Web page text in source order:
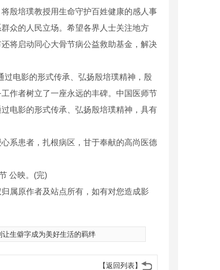
殷培璞教授用生命守护百姓健康的感人事
众的人民立场。希望各界人士关注地方
将启动同心大骨节病公益救助基金，解决
电影的形式传承、弘扬殷培璞精神，殷
作者树立了一座永远的丰碑。中国医师节
电影的形式传承、弘扬殷培璞精神，具有
系患者，扎根病区，甘于奉献的高尚医德
公映。(完)
属原作者及站点所有，如有对您造成影
让生僻字成为美好生活的羁绊
【返回列表】